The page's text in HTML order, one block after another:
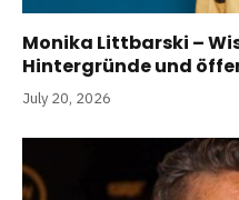
Monika Littbarski –
Hintergründe und
July 20, 2026